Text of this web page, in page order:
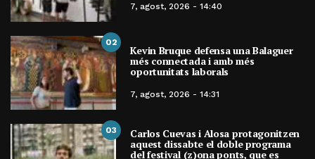
7, agost, 2026 - 14:40
02
Kevin Bruque defensa una Balaguer
més connectada i amb més
oportunitats laborals
7, agost, 2026 - 14:31
03 Carlos Cuevas i Alosa protagonitzen
aquest dissabte el doble programa
del festival (z)ona ponts, que es